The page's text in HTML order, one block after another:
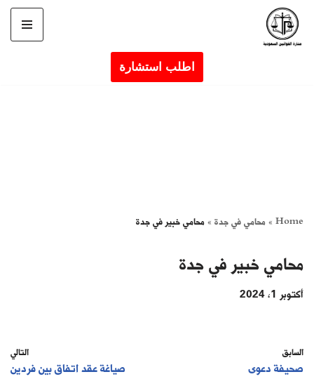
تخطى
اطلب استشارة
Home
»محامي في جدة »محامي خبير في جدة
محامي خبير في جدة
أكتوبر 1, 2024
السابق
صحيفة دعوى
التالي
صياغة عقد اتفاق بين فردين